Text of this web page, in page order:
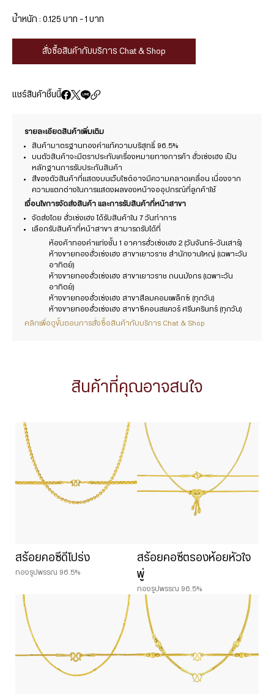
น้ำหนัก : 0.125 บาท – 1 บาท
สั่งซื้อสินค้ากับบริการ Chat & Shop
แชร์สินค้าชิ้นนี้
รายละเอียดสินค้าเพิ่มเติม
สินค้ามาตรฐานทองคำแท้ความบริสุทธิ์ 96.5%
บนตัวสินค้าจะมีตราประทับเครื่องหมายทางการค้า ฮั่วเซ่งเฮง เป็น
หลักฐานการรับประกันสินค้า
สีของตัวสินค้าที่แสดงบนเว็บไซต์อาจมีความคลาดเคลื่อน เนื่องจาก
ความแตกต่างในการแสดงผลของหน้าจออุปกรณ์ที่ลูกค้าใช้
เงื่อนไขการจัดส่งสินค้า และการรับสินค้าที่หน้าสาขา
จัดส่งโดย ฮั่วเซ่งเฮง ได้รับสินค้าใน 7 วันทำการ
เลือกรับสินค้าที่หน้าสาขา สามารถรับได้ที่
ห้องค้าทองคำแท่งชั้น 1 อาคารฮั่วเซ่งเฮง 2 (วันจันทร์-วันเสาร์)
ห้างขายทองฮั่วเซ่งเฮง สาขาเยาวราช สำนักงานใหญ่ (เฉพาะวัน
อาทิตย์)
ห้างขายทองฮั่วเซ่งเฮง สาขาเยาวราช ถนนมังกร (เฉพาะวัน
อาทิตย์)
ห้างขายทองฮั่วเซ่งเฮง สาขาสีลมคอมเพล็กซ์ (ทุกวัน)
ห้างขายทองฮั่วเซ่งเฮง สาขาซีคอนสแควร์ ศรีนครินทร์ (ทุกวัน)
คลิกเพื่อดูขั้นตอนการสั่งซื้อสินค้ากับบริการ Chat & Shop
สินค้าที่คุณอาจสนใจ
สร้อยคอซีดีโปร่ง
ทองรูปพรรณ 96.5%
สร้อยคอซีตรองห้อยหัวใจ
พู่
ทองรูปพรรณ 96.5%